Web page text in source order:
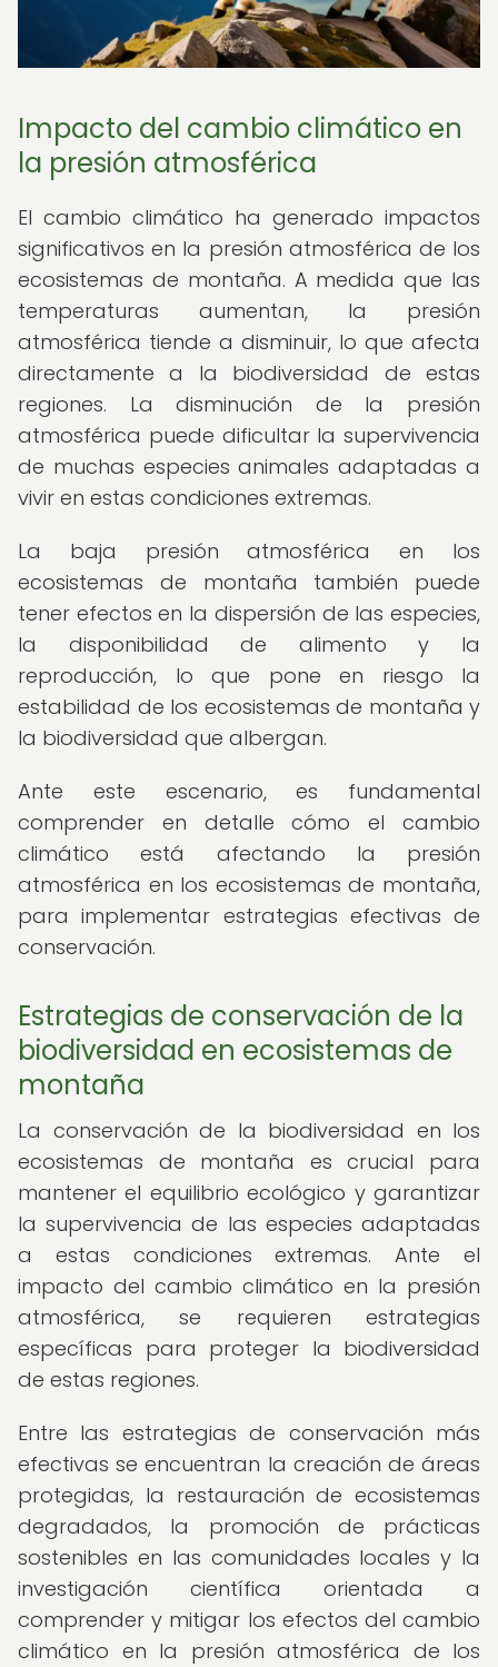
Impacto del cambio climático en
la presión atmosférica
El cambio climático ha generado impactos
significativos en la presión atmosférica de los
ecosistemas de montaña. A medida que las
temperaturas aumentan, la presión
atmosférica tiende a disminuir, lo que afecta
directamente a la biodiversidad de estas
regiones. La disminución de la presión
atmosférica puede dificultar la supervivencia
de muchas especies animales adaptadas a
vivir en estas condiciones extremas.
La baja presión atmosférica en los
ecosistemas de montaña también puede
tener efectos en la dispersión de las especies,
la disponibilidad de alimento y la
reproducción, lo que pone en riesgo la
estabilidad de los ecosistemas de montaña y
la biodiversidad que albergan.
Ante este escenario, es fundamental
comprender en detalle cómo el cambio
climático está afectando la presión
atmosférica en los ecosistemas de montaña,
para implementar estrategias efectivas de
conservación.
Estrategias de conservación de la
biodiversidad en ecosistemas de
montaña
La conservación de la biodiversidad en los
ecosistemas de montaña es crucial para
mantener el equilibrio ecológico y garantizar
la supervivencia de las especies adaptadas
a estas condiciones extremas. Ante el
impacto del cambio climático en la presión
atmosférica, se requieren estrategias
específicas para proteger la biodiversidad
de estas regiones.
Entre las estrategias de conservación más
efectivas se encuentran la creación de áreas
protegidas, la restauración de ecosistemas
degradados, la promoción de prácticas
sostenibles en las comunidades locales y la
investigación científica orientada a
comprender y mitigar los efectos del cambio
climático en la presión atmosférica de los